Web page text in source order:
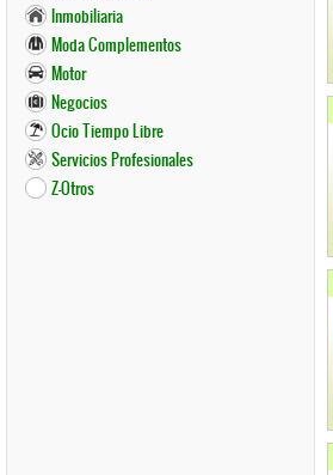
Inmobiliaria
Moda Complementos
Motor
Negocios
Ocio Tiempo Libre
Servicios Profesionales
Z-Otros